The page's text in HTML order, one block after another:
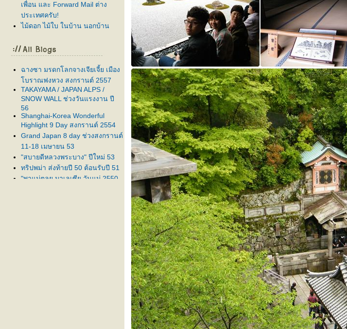
เพื่อน และ Forward Mail ต่าง
ประเทศครับ!
ไม้ดอก ไม้ใบ ในบ้าน นอกบ้าน
ฉางซา มรดกโลกจางเจียเจี้ย เมือง
บราณฟงหวง สงกรานต์ 2557
TAKAYAMA / JAPAN ALPS /
SNOW WALL ช่วงวันแรงงาน ปี
56
Shanghai-Korea Wonderful
Highlight 9 Day สงกรานต์ 2554
Grand Japan 8 day ช่วงสงกรานต์
11-18 เมษายน 53
"สบายดีหลวงพระบาง" ปีใหม่ 53
ทริปพม่า ส่งท้ายปี 50 ต้อนรับปี 51
"พาแม่ตลุย มาเลเซีย วันแม่ 2550